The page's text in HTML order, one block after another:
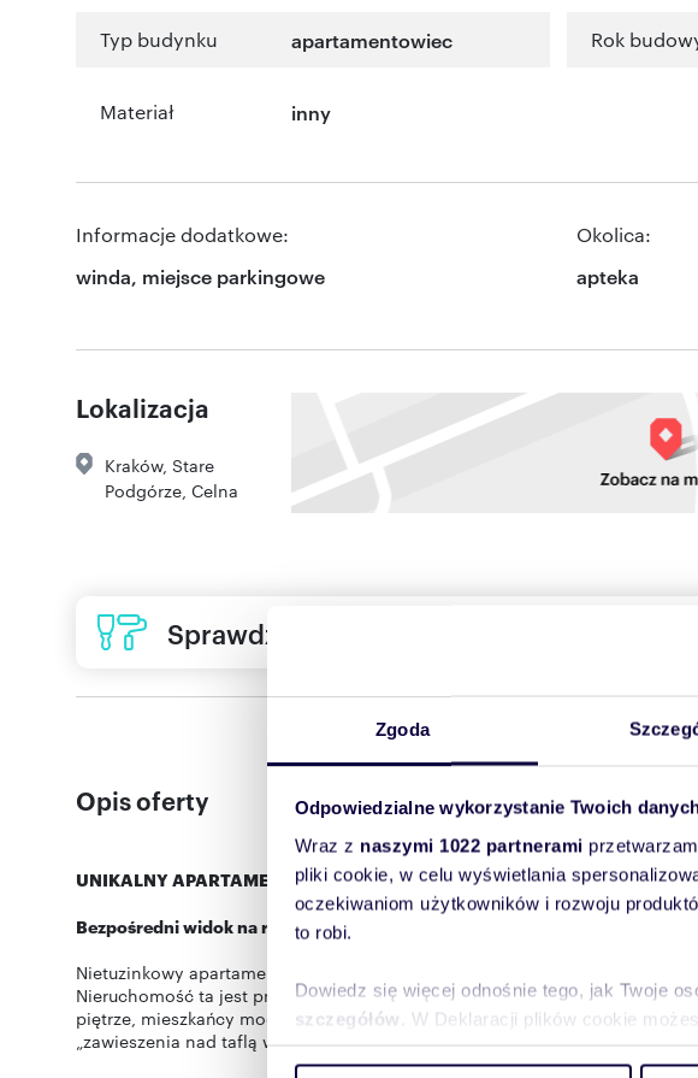
Zgoda
Odpowiedzialne wykorzystanie Twoich
Wraz z naszymi 1022 partnerami
pliki cookie, w celu wyświetlania
oczekiwaniom użytkowników i rozwoju
to robi.
Dowiedz się więcej odnośnie tego, jak Twoje
szczegółów . W Deklaracji plików cookie
Typ budynku apartamentowiec Rok
Materiał inny
Informacje dodatkowe:
winda, miejsce parkingowe
Okolica:
apteka
Lokalizacja
Kraków, Stare
Podgórze Celna
Sprawdź ofertę usług remontowych
Opis oferty
UNIKALNY APARTAMENT NAD SAMĄ WISŁĄ
Bezpośredni widok na rzekę | Kameralny budynek z portiernią |
Nietuzinkowy apartament, zlokalizowany w jednej z najbardziej
Nieruchomość ta jest prawdziwym unikatem na lokalnym rynku: dzięki
piętrze, mieszkańcy mogą cieszyć się spektakularnym, bezpośrednim
„zawieszenia nad taflą wody”.